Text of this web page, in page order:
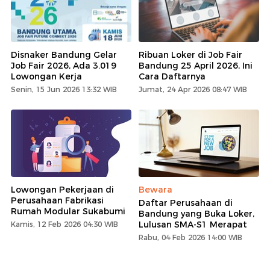
Disnaker Bandung Gelar
Job Fair 2026, Ada 3.019
Lowongan Kerja
Senin, 15 Jun 2026 13:32 WIB
Ribuan Loker di Job Fair
Bandung 25 April 2026, Ini
Cara Daftarnya
Jumat, 24 Apr 2026 08:47 WIB
Lowongan Pekerjaan di
Perusahaan Fabrikasi
Rumah Modular Sukabumi
Kamis, 12 Feb 2026 04:30 WIB
Bewara
Daftar Perusahaan di
Bandung yang Buka Loker,
Lulusan SMA-S1 Merapat
Rabu, 04 Feb 2026 14:00 WIB